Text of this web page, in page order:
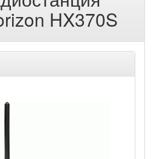
HX370S